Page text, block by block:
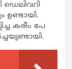
ഡെലിവറി
കരീം പേ